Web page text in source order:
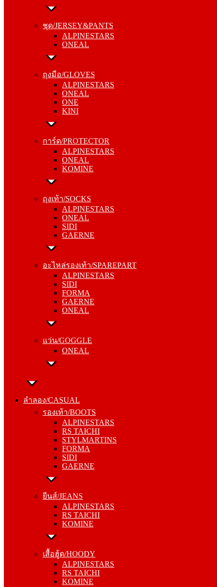
ชุด/JERSEY&PANTS
ALPINESTARS
ONEAL
ถุงมือ/GLOVES
ALPINESTARS
ONEAL
ONE
KINI
การ์ด/PROTECTOR
ALPINESTARS
ONEAL
KOMINE
ถุงเท้า/SOCKS
ALPINESTARS
ONEAL
SIDI
GAERNE
อะไหล่รองเท้า/SPAREPART
ALPINESTARS
SIDI
FORMA
GAERNE
ONEAL
แว่น/GOGGLE
ONEAL
ลำลอง/CASUAL
รองเท้า/BOOTS
ALPINESTARS
RS TAICHI
STYLMARTINS
FORMA
SIDI
GAERNE
ยีนส์/JEANS
ALPINESTARS
RS TAICHI
KOMINE
เสื้อฮู้ด/HOODY
ALPINESTARS
RS TAICHI
KOMINE
ชุด/JERSEY&PANTS
ONEAL
ถุงมือ/GLOVES
ONEAL
ONE
KINI
การ์ด/PROTECTOR
ONEAL
KOMINE
ถุงเท้า/SOCKS
ONEAL
SIDI
GAERNE
อะไหล่รองเท้า/SPAREPART
SIDI
FORMA
GAERNE
ONEAL
แว่น/GOGGLE
ลำลอง/CASUAL
ALPINESTARS
RS TAICHI
STYLMARTINS
FORMA
SIDI
GAERNE
ยีนส์/JEANS
RS TAICHI
KOMINE
เสื้อฮู้ด/HOODY
RS TAICHI
KOMINE
GAERNE